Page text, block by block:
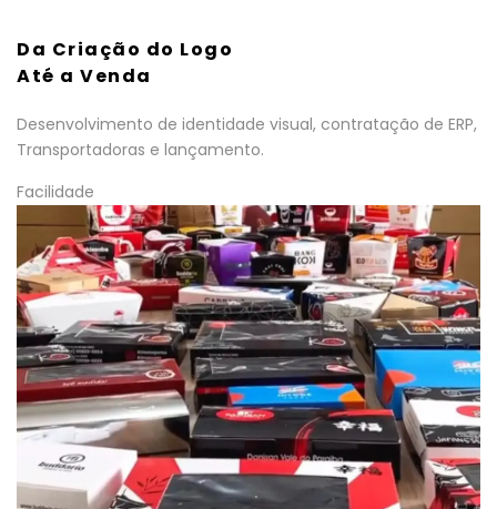
Da Criação do Logo
Até a Venda
Desenvolvimento de identidade visual, contratação de ERP,
Transportadoras e lançamento.
Facilidade